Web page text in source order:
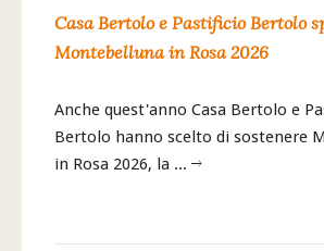
Casa Bertolo e Pastificio Bertolo
Montebelluna in Rosa 2026
Anche quest'anno Casa Bertolo e
Bertolo hanno scelto di sostenere
in Rosa 2026, la ...